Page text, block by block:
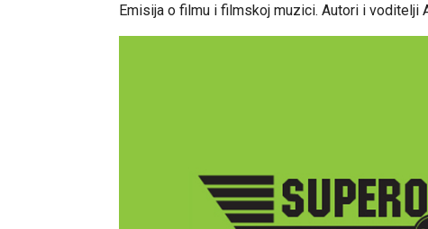
Emisija o filmu i filmskoj muzici. Autori i voditelji